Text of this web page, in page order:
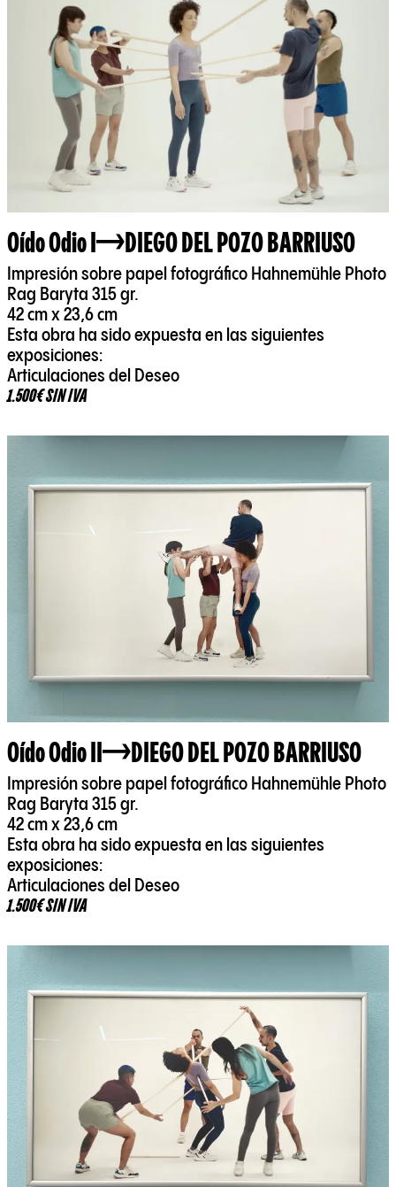
Oído Odio I DIEGO DEL POZO BARRIUSO
Impresión sobre papel fotográfico Hahnemühle Photo
Rag Baryta 315 gr.
42 cm x 23,6 cm
Esta obra ha sido expuesta en las siguientes
exposiciones:
Articulaciones del Deseo
1.500€ SIN IVA
Oído Odio II DIEGO DEL POZO BARRIUSO
Impresión sobre papel fotográfico Hahnemühle Photo
Rag Baryta 315 gr.
42 cm x 23,6 cm
Esta obra ha sido expuesta en las siguientes
exposiciones:
Articulaciones del Deseo
1.500€ SIN IVA